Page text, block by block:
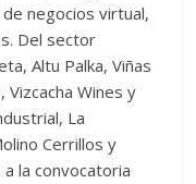
negocios virtual,
Del sector
Altu Palka, Viñas
Wines y
La
Cerrillos y
la convocatoria